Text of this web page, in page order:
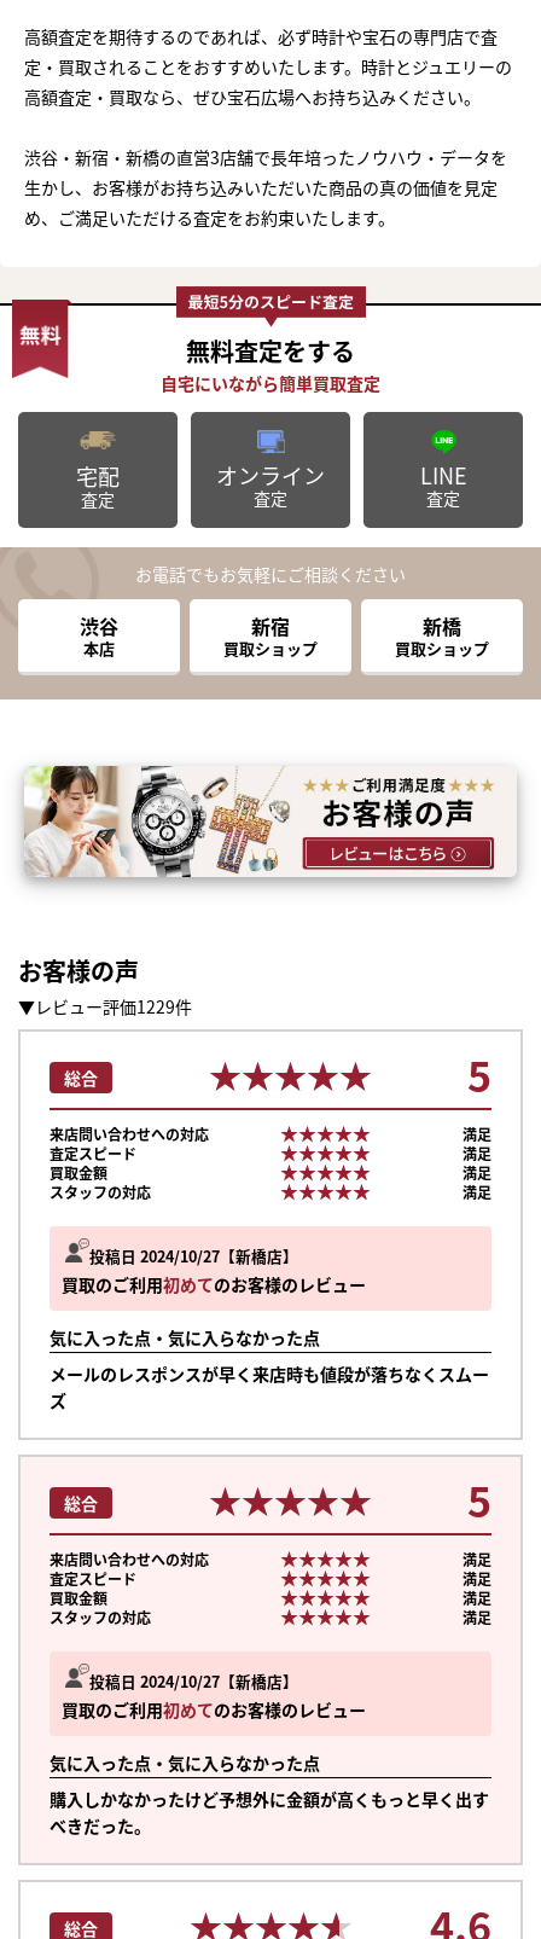
高額査定を期待するのであれば、必ず時計や宝石の専門店で査
定・買取されることをおすすめいたします。時計とジュエリーの
高額査定・買取なら、ぜひ宝石広場へお持ち込みください。
渋谷・新宿・新橋の直営3店舗で長年培ったノウハウ・データを
生かし、お客様がお持ち込みいただいた商品の真の価値を見定
め、ご満足いただける査定をお約束いたします。
無料査定をする
宅配
査定
オンライン
査定
LINE
査定
お電話でもお気軽にご相談ください
渋谷
本店
新宿
買取ショップ
新橋
買取ショップ
お客様の声
▼レビュー評価1229件
投稿日 2024/10/27 新橋店
買取のご利用初めてのお客様のレビュー
気に入った点・気に入らなかった点
メールのレスポンスが早く来店時も値段が落ちなくスムー
ズ
総合 ★★★★★
★★★★★ 5
来店問い合わせへの対応 ★★★★★
★★★★★
満足
査定スピード
★★★★★
★★★★★
満足
買取金額
★★★★★
★★★★★
満足
スタッフの対応
★★★★★
★★★★★ 満足
投稿日 2024/10/27 新橋店
買取のご利用初めてのお客様のレビュー
気に入った点・気に入らなかった点
購入しかなかったけど予想外に金額が高くもっと早く出す
べきだった。
総合 ★★★★★
★★★★★ 5
来店問い合わせへの対応 ★★★★★
★★★★★
満足
査定スピード
★★★★★
★★★★★
満足
買取金額
★★★★★
★★★★★
満足
スタッフの対応
★★★★★
★★★★★ 満足
総合 ★★★★★
★★★★★ 4.6
まずは